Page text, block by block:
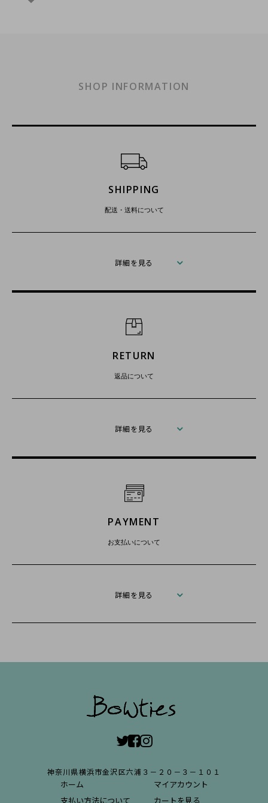
SHOP INFORMATION
SHIPPING
配送・送料について
詳細を見る
RETURN
返品について
詳細を見る
PAYMENT
お支払いについて
詳細を見る
神奈川県横浜市金沢区六浦３－２０－３－１０１
ホーム
支払い方法について
マイアカウント
カートを見る